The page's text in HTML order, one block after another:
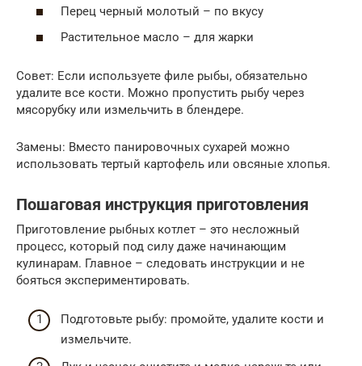
Перец черный молотый – по вкусу
Растительное масло – для жарки
Совет: Если используете филе рыбы, обязательно
удалите все кости. Можно пропустить рыбу через
мясорубку или измельчить в блендере.
Замены: Вместо панировочных сухарей можно
использовать тертый картофель или овсяные хлопья.
Пошаговая инструкция приготовления
Приготовление рыбных котлет – это несложный
процесс, который под силу даже начинающим
кулинарам. Главное – следовать инструкции и не
бояться экспериментировать.
Подготовьте рыбу: промойте, удалите кости и
измельчите.